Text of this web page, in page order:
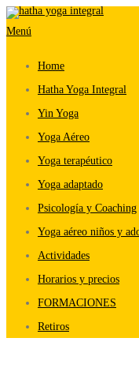
Saltar
al
Menú
Home
Hatha Yoga Integral
Yin Yoga
Yoga Aéreo
Yoga terapéutico
Yoga adaptado
Psicología y Coaching
Yoga aéreo niños y
Actividades
Horarios y precios
FORMACIONES
Retiros